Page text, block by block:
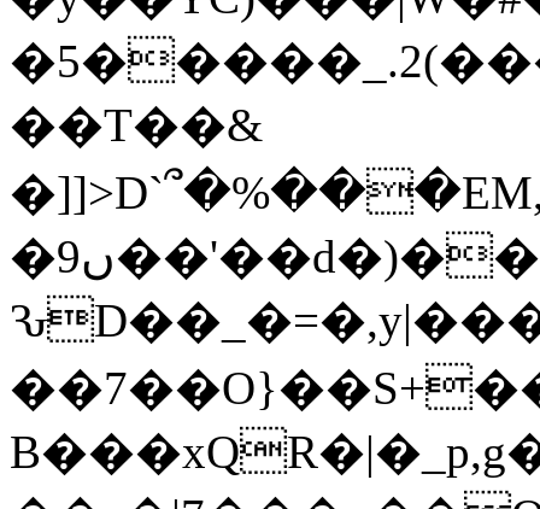
��T��&
�9ں��'��d�)���(�[����%��u��ȁ�2'=�Yn�!